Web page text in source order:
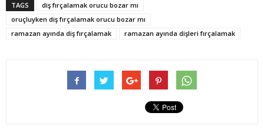
TAGS
diş fırçalamak orucu bozar mı
oruçluyken diş fırçalamak orucu bozar mı
ramazan ayında diş fırçalamak
ramazan ayında dişleri fırçalamak